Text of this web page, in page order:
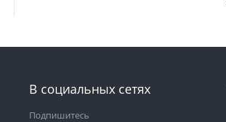
В социальных сетях
Подпишитесь